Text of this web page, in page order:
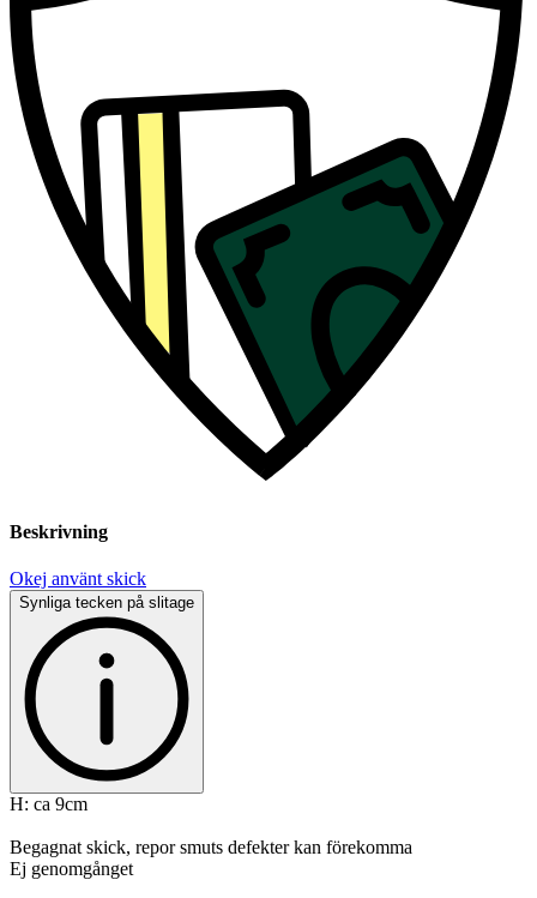
Beskrivning
Okej använt skick
Synliga tecken på slitage
H: ca 9cm
Begagnat skick, repor smuts defekter kan förekomma
Ej genomgånget